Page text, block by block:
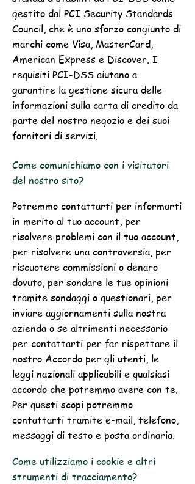
gestito dal PCI Security Standards
Council, che è uno sforzo congiunto di
marchi come Visa, MasterCard,
American Express e Discover. I
requisiti PCI-DSS aiutano a
garantire la gestione sicura delle
informazioni sulla carta di credito da
parte del nostro negozio e dei suoi
fornitori di servizi.
Come comunichiamo con i visitatori
del nostro sito?
Potremmo contattarti per informarti
in merito al tuo account, per
risolvere problemi con il tuo account,
per risolvere una controversia, per
riscuotere commissioni o denaro
dovuto, per sondare le tue opinioni
tramite sondaggi o questionari, per
inviare aggiornamenti sulla nostra
azienda o se altrimenti necessario
per contattarti per far rispettare il
nostro Accordo per gli utenti, le
leggi nazionali applicabili e qualsiasi
accordo che potremmo avere con te.
Per questi scopi potremmo
contattarti tramite e-mail, telefono,
messaggi di testo e posta ordinaria.
Come utilizziamo i cookie e altri
strumenti di tracciamento?